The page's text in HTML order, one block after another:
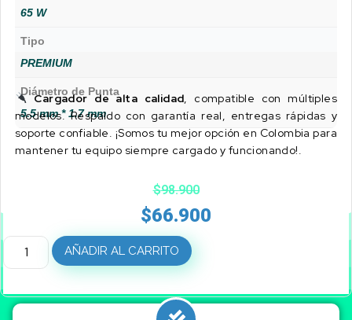
65 W
Tipo
PREMIUM
Diámetro de Punta
5.5 mm * 1.7 mm
Cargador de alta calidad, compatible con múltiples
modelos. Respaldo con garantía real, entregas rápidas y
soporte confiable. ¡Somos tu mejor opción en Colombia para
mantener tu equipo siempre cargado y funcionando!.
$98.900
$66.900
AÑADIR AL CARRITO